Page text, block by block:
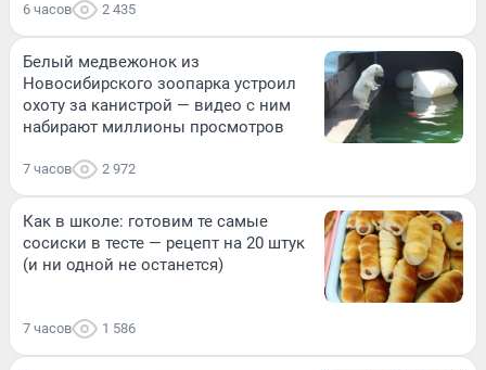
6 часов 2 435
Белый медвежонок из
Новосибирского зоопарка устроил
охоту за канистрой — видео с ним
набирают миллионы просмотров
7 часов 2 972
Как в школе: готовим те самые
сосиски в тесте — рецепт на 20 штук
(и ни одной не останется)
7 часов 1 586